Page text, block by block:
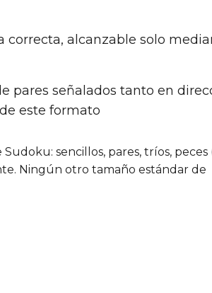
correcta, alcanzable solo
pares señalados tanto en
este formato
sencillos, pares, tríos, peces
Ningún otro tamaño estándar de